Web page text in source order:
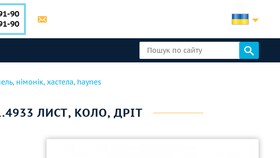
90
90
німонік, хастела, haynes
ЛИСТ, КОЛО, ДРІТ